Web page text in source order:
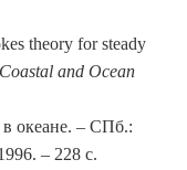
theory for steady
and Ocean
океане. – СПб.:
– 228 с.